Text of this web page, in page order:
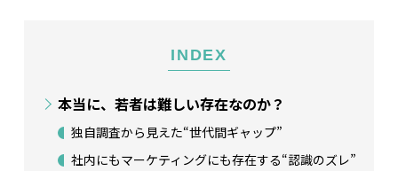
INDEX
本当に、若者は難しい存在なのか？
独自調査から見えた“世代間ギャップ”
社内にもマーケティングにも存在する“認識のズレ”